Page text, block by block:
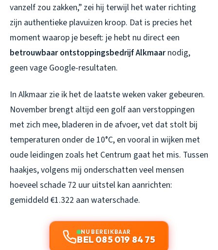
vanzelf zou zakken,” zei hij terwijl het water richting
zijn authentieke plavuizen kroop. Dat is precies het
moment waarop je beseft: je hebt nu direct een
betrouwbaar ontstoppingsbedrijf Alkmaarnodig,
geen vage Google-resultaten.
In Alkmaar zie ik het de laatste weken vaker gebeuren.
November brengt altijd een golf aan verstoppingen
met zich mee, bladeren in de afvoer, vet dat stolt bij
temperaturen onder de 10°C, en vooral in wijken met
oude leidingen zoals het Centrum gaat het mis. Tussen
haakjes, volgens mij onderschatten veel mensen
hoeveel schade 72 uur uitstel kan aanrichten:
gemiddeld €1.322 aan waterschade.
NU BEREIKBAAR
BEL 085 019 84 75